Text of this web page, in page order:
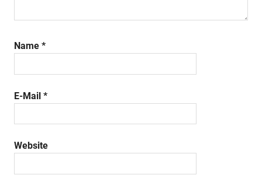
Name *
E-Mail *
Website